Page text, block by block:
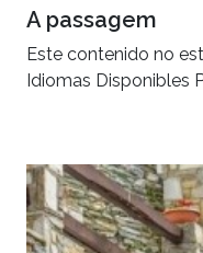
A passagem
Este contenido no
Idiomas Disponibles